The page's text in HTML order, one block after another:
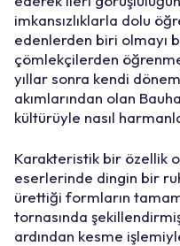
imkansızlıklarla dolu
edenlerden biri olmayı
çömlekçilerden
yıllar sonra kendi
akımlarından olan
kültürüyle nasıl
Karakteristik bir özellik
eserlerinde dingin bir
ürettiği formların
tornasında
ardından kesme